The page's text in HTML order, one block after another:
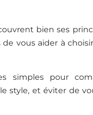
bien ses
vous aider à
simples pour
style, et éviter de